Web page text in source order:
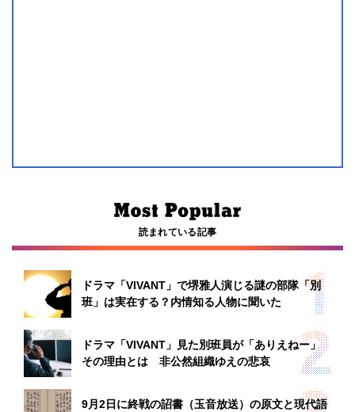
読まれている記事
ドラマ「VIVANT」で堺雅人演じる謎の部隊「別
班」は実在する？内情知る人物に聞いた
ドラマ「VIVANT」見た別班員が「ありえねー」
その理由とは 非公然組織ゆえの悲哀
9月2日に終戦の詔書（玉音放送）の原文と現代語